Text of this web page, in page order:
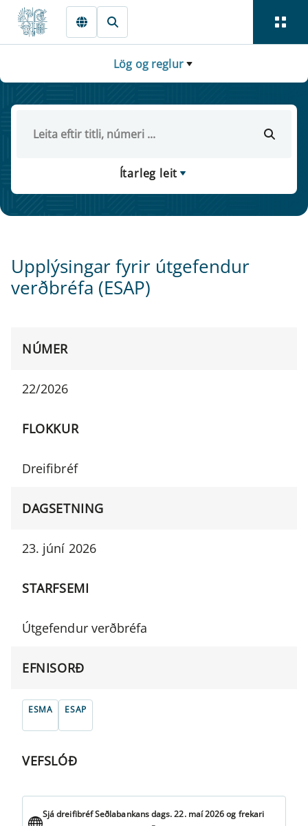
Fara beint í Meginmál
Lög og reglur
Ítarleg leit
Upplýsingar fyrir útgefendur
verðbréfa (ESAP)
NÚMER
22/2026
FLOKKUR
Dreifibréf
DAGSETNING
23. júní 2026
STARFSEMI
Útgefendur verðbréfa
EFNISORÐ
ESMA ESAP
VEFSLÓÐ
Sjá dreifibréf Seðlabankans dags. 22. maí 2026 og frekari